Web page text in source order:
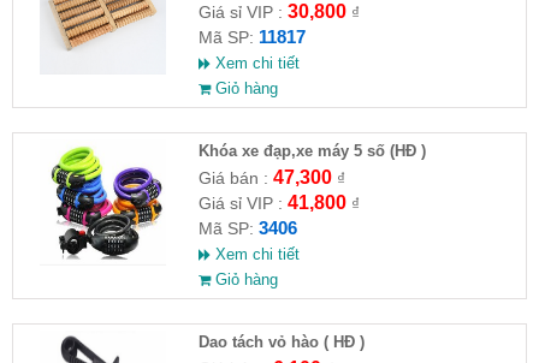
Giá sỉ VIP : 30,800₫
Mã SP: 11817
Xem chi tiết
Giỏ hàng
Khóa xe đạp,xe máy 5 số (HĐ )
Giá bán : 47,300₫
Giá sỉ VIP : 41,800₫
Mã SP: 3406
Xem chi tiết
Giỏ hàng
Dao tách vỏ hào ( HĐ )